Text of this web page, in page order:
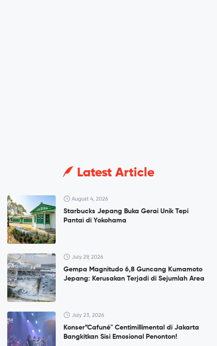
Latest Article
August 4, 2026
Starbucks Jepang Buka Gerai Unik Tepi
Pantai di Yokohama
July 29, 2026
Gempa Magnitudo 6,8 Guncang Kumamoto
Jepang: Kerusakan Terjadi di Sejumlah Area
July 23, 2026
Konser”Cafuné" Centimillimental di Jakarta
Bangkitkan Sisi Emosional Penonton!